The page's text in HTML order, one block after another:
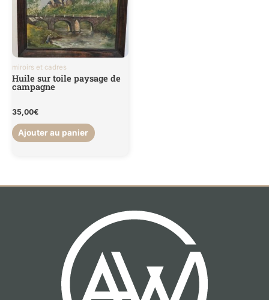
miroirs et cadres
Huile sur toile paysage de
campagne
35,00€
Ajouter au panier